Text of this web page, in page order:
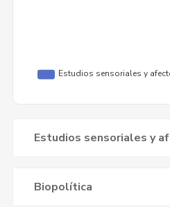
Estudios sensoriales y
Biopolítica